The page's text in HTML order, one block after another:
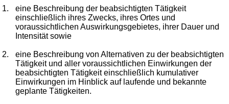
1.
eine Beschreibung der beabsichtigten Tätigkeit
einschließlich ihres Zwecks, ihres Ortes und
voraussichtlichen Auswirkungsgebietes, ihrer Dauer und
Intensität sowie
2.
eine Beschreibung von Alternativen zu der beabsichtigten
Tätigkeit und aller voraussichtlichen Einwirkungen der
beabsichtigten Tätigkeit einschließlich kumulativer
Einwirkungen im Hinblick auf laufende und bekannte
geplante Tätigkeiten.